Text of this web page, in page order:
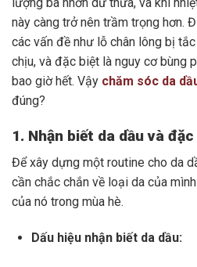
này càng trở nên trầm trọng hơn.
các vấn đề như lỗ chân lông bị
chịu, và đặc biệt là nguy cơ bùng
bao giờ hết. Vậy chăm sóc da
đúng?
1. Nhận biết da dầu và
Để xây dựng một routine cho da
cần chắc chắn về loại da của
của nó trong mùa hè.
Dấu hiệu nhận biết da dầu: